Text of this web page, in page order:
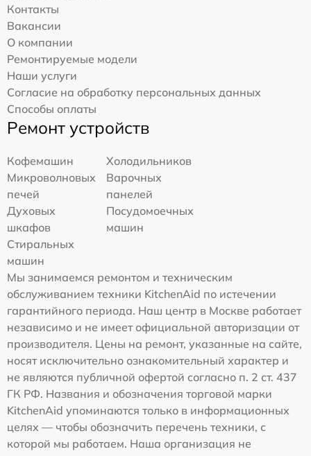
Контакты
Вакансии
О компании
Ремонтируемые модели
Наши услуги
Согласие на обработку персональных данных
Способы оплаты
Ремонт устройств
Кофемашин
Холодильников
Микроволновых
печей
Варочных
панелей
Духовых
шкафов
Посудомоечных
машин
Стиральных
машин
Мы занимаемся ремонтом и техническим
обслуживанием техники KitchenAid по истечении
гарантийного периода. Наш центр в Москве работает
независимо и не имеет официальной авторизации от
производителя. Цены на ремонт, указанные на сайте,
носят исключительно ознакомительный характер и
не являются публичной офертой согласно п. 2 ст. 437
ГК РФ. Названия и обозначения торговой марки
KitchenAid упоминаются только в информационных
целях — чтобы обозначить перечень техники, с
которой мы работаем. Наша организация не